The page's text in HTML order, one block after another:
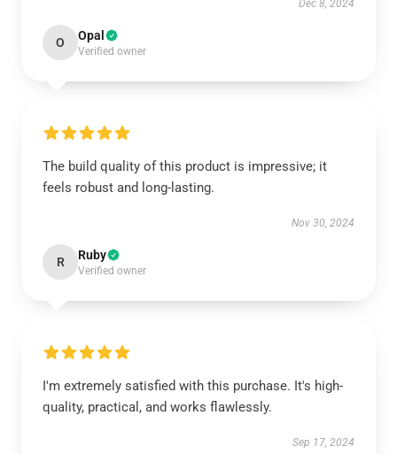
Dec 8, 2024
O Opal
Verified owner
The build quality of this product is impressive; it
feels robust and long-lasting.
Nov 30, 2024
R Ruby
Verified owner
I'm extremely satisfied with this purchase. It's high-
quality, practical, and works flawlessly.
Sep 17, 2024